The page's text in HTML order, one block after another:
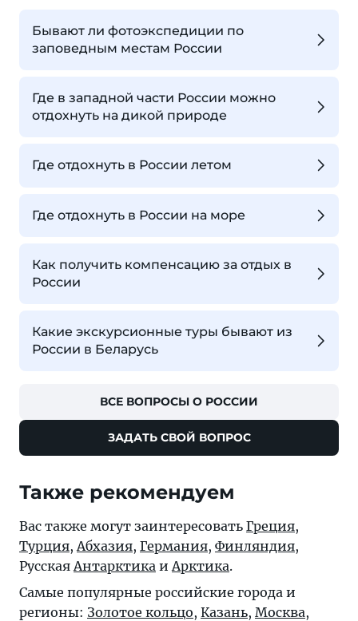
Бывают ли фотоэкспедиции по
заповедным местам России
Где в западной части России можно
отдохнуть на дикой природе
Где отдохнуть в России летом
Где отдохнуть в России на море
Как получить компенсацию за отдых в
России
Какие экскурсионные туры бывают из
России в Беларусь
ВСЕ ВОПРОСЫ О РОССИИ
ЗАДАТЬ СВОЙ ВОПРОС
Также рекомендуем
Вас также могут заинтересовать Греция,
Турция, Абхазия, Германия, Финляндия,
Русская Антарктика и Арктика.
Самые популярные российские города и
регионы: Золотое кольцо, Казань, Москва,